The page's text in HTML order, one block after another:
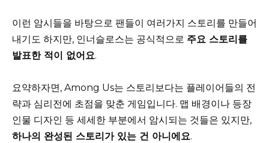
이런 암시들을 바탕으로 팬들이 여러가지 스토리를 만들어
내기도 하지만, 인너슬로스는 공식적으로 주요 스토리를
발표한 적이 없어요.
요약하자면, Among Us는 스토리보다는 플레이어들의 전
략과 심리전에 초점을 맞춘 게임입니다. 맵 배경이나 등장
인물 디자인 등 세세한 부분에서 암시되는 것들은 있지만,
하나의 완성된 스토리가 있는 건 아니에요.